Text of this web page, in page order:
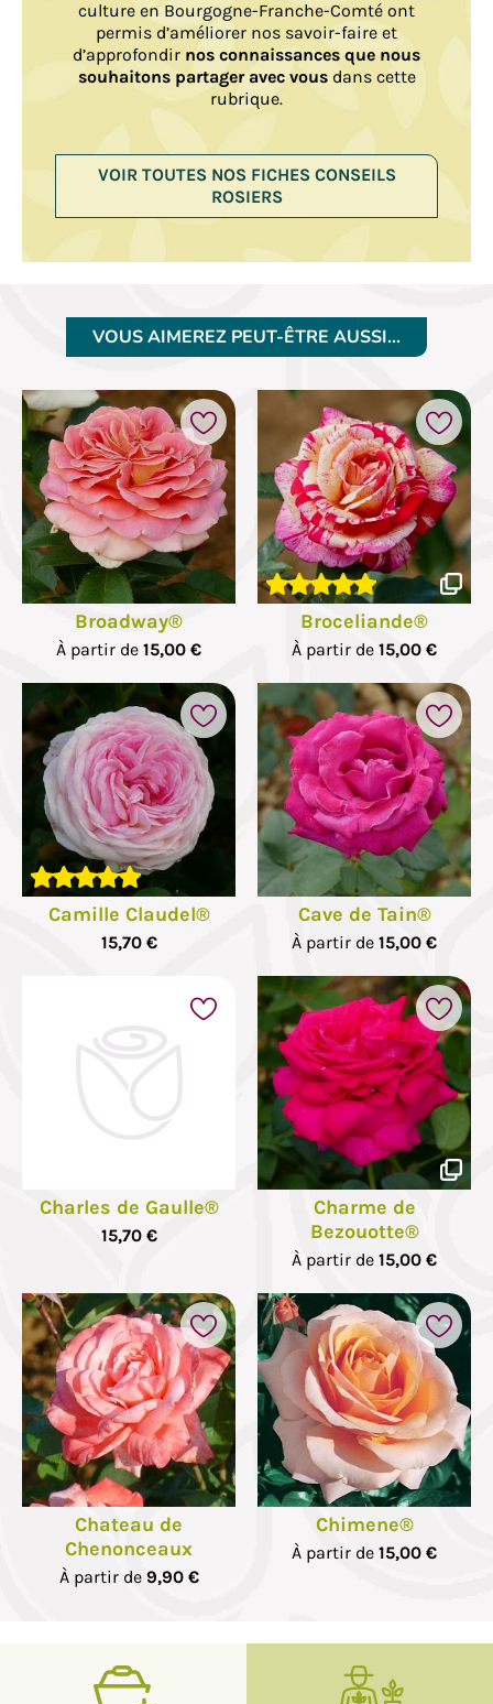
culture en Bourgogne-Franche-Comté ont
permis d’améliorer nos savoir-faire et
d’approfondir nos connaissances que nous
souhaitons partager avec vousdans cette
rubrique.
VOIR TOUTES NOS FICHES CONSEILS
ROSIERS
VOUS AIMEREZ PEUT-ÊTRE AUSSI…
Broadway®
À partir de 15,00 €
Broceliande®
À partir de 15,00 €
Camille Claudel®
15,70 €
Cave de Tain®
À partir de 15,00 €
Charles de Gaulle®
15,70 €
Charme de
Bezouotte®
À partir de 15,00 €
Chateau de
Chenonceaux
À partir de 9,90 €
Chimene®
À partir de 15,00 €